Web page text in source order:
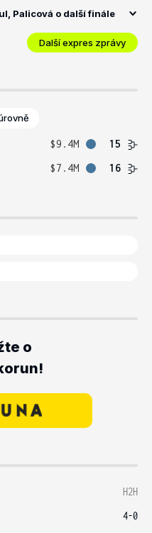
Palicová o další finále
Další expres zprávy
$9.4M
15
$7.4M 16
o
H2H
4-0